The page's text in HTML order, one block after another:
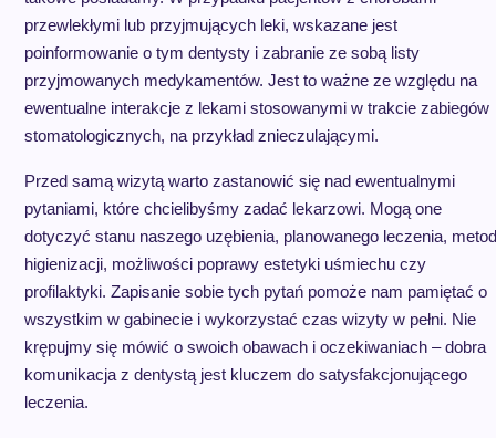
przewlekłymi lub przyjmujących leki, wskazane jest
poinformowanie o tym dentysty i zabranie ze sobą listy
przyjmowanych medykamentów. Jest to ważne ze względu na
ewentualne interakcje z lekami stosowanymi w trakcie zabiegów
stomatologicznych, na przykład znieczulającymi.
Przed samą wizytą warto zastanowić się nad ewentualnymi
pytaniami, które chcielibyśmy zadać lekarzowi. Mogą one
dotyczyć stanu naszego uzębienia, planowanego leczenia, metod
higienizacji, możliwości poprawy estetyki uśmiechu czy
profilaktyki. Zapisanie sobie tych pytań pomoże nam pamiętać o
wszystkim w gabinecie i wykorzystać czas wizyty w pełni. Nie
krępujmy się mówić o swoich obawach i oczekiwaniach – dobra
komunikacja z dentystą jest kluczem do satysfakcjonującego
leczenia.